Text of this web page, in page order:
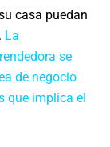
casa puedan
La
se
de negocio
que implica el